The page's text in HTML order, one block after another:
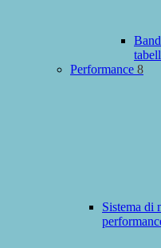
Performance 8
Sistema di